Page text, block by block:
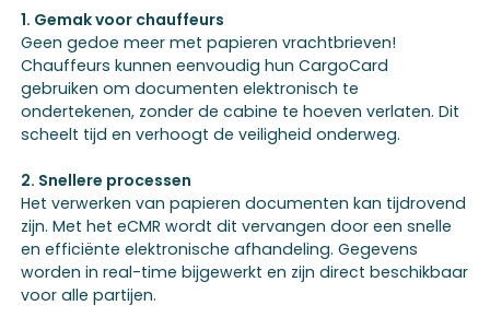
1. Gemak voor chauffeurs
Geen gedoe meer met papieren vrachtbrieven!
Chauffeurs kunnen eenvoudig hun CargoCard
gebruiken om documenten elektronisch te
ondertekenen, zonder de cabine te hoeven verlaten. Dit
scheelt tijd en verhoogt de veiligheid onderweg.
2. Snellere processen
Het verwerken van papieren documenten kan tijdrovend
zijn. Met het eCMR wordt dit vervangen door een snelle
en efficiënte elektronische afhandeling. Gegevens
worden in real-time bijgewerkt en zijn direct beschikbaar
voor alle partijen.